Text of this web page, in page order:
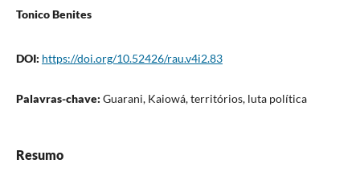
Tonico Benites
DOI: https://doi.org/10.52426/rau.v4i2.83
Palavras-chave: Guarani, Kaiowá, territórios, luta política
Resumo